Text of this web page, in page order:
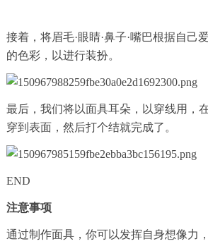
接着，将眉毛·眼睛·鼻子·嘴巴根据自己
的色彩，以进行装扮。
最后，我们将以面具耳朵，以穿线用，
穿到表面，然后打个结就完成了。
END
注意事项
通过制作面具，你可以发挥自身想像力